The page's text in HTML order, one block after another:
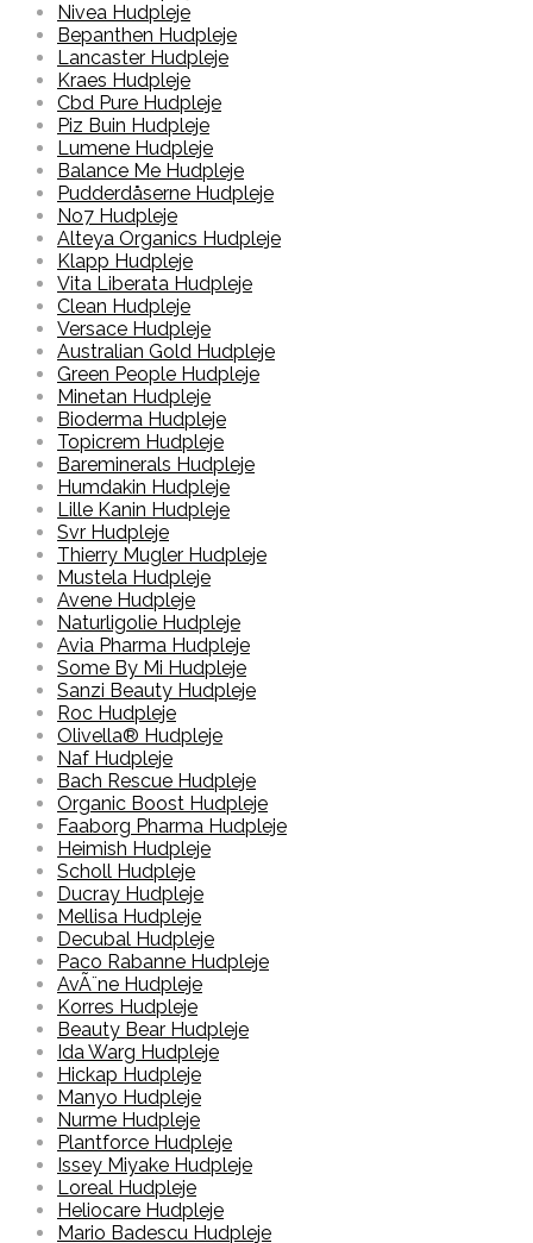
Nivea Hudpleje
Bepanthen Hudpleje
Lancaster Hudpleje
Kraes Hudpleje
Cbd Pure Hudpleje
Piz Buin Hudpleje
Lumene Hudpleje
Balance Me Hudpleje
Pudderdåserne Hudpleje
No7 Hudpleje
Alteya Organics Hudpleje
Klapp Hudpleje
Vita Liberata Hudpleje
Clean Hudpleje
Versace Hudpleje
Australian Gold Hudpleje
Green People Hudpleje
Minetan Hudpleje
Bioderma Hudpleje
Topicrem Hudpleje
Bareminerals Hudpleje
Humdakin Hudpleje
Lille Kanin Hudpleje
Svr Hudpleje
Thierry Mugler Hudpleje
Mustela Hudpleje
Avene Hudpleje
Naturligolie Hudpleje
Avia Pharma Hudpleje
Some By Mi Hudpleje
Sanzi Beauty Hudpleje
Roc Hudpleje
Olivella® Hudpleje
Naf Hudpleje
Bach Rescue Hudpleje
Organic Boost Hudpleje
Faaborg Pharma Hudpleje
Heimish Hudpleje
Scholl Hudpleje
Ducray Hudpleje
Mellisa Hudpleje
Decubal Hudpleje
Paco Rabanne Hudpleje
AvÃ¨ne Hudpleje
Korres Hudpleje
Beauty Bear Hudpleje
Ida Warg Hudpleje
Hickap Hudpleje
Manyo Hudpleje
Nurme Hudpleje
Plantforce Hudpleje
Issey Miyake Hudpleje
Loreal Hudpleje
Heliocare Hudpleje
Mario Badescu Hudpleje